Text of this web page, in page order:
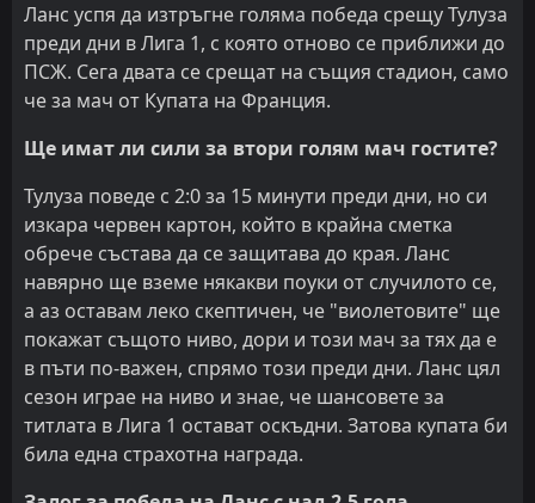
Ланс успя да изтръгне голяма победа срещу Тулуза
преди дни в Лига 1, с която отново се приближи до
ПСЖ. Сега двата се срещат на същия стадион, само
че за мач от Купата на Франция.
Ще имат ли сили за втори голям мач гостите?
Тулуза поведе с 2:0 за 15 минути преди дни, но си
изкара червен картон, който в крайна сметка
обрече състава да се защитава до края. Ланс
навярно ще вземе някакви поуки от случилото се,
а аз оставам леко скептичен, че "виолетовите" ще
покажат същото ниво, дори и този мач за тях да е
в пъти по-важен, спрямо този преди дни. Ланс цял
сезон играе на ниво и знае, че шансовете за
титлата в Лига 1 остават оскъдни. Затова купата би
била една страхотна награда.